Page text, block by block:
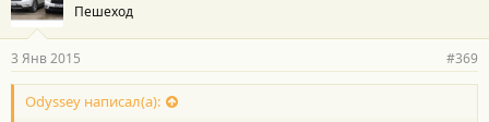
Пешеход
3 Янв 2015 #369
Odyssey написал(а):